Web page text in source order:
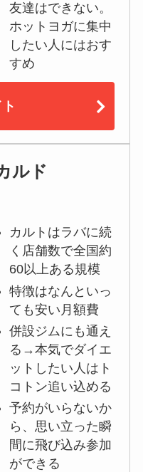
友達はできない。
ホットヨガに集中
したい人にはおす
すめ
ルド
カルトはラバに続
く店舗数で全国約
60以上ある規模
特徴はなんといっ
ても安い月額費
併設ジムにも通え
る→本気でダイエ
ットしたい人はト
コトン追い込める
予約がいらないか
ら、思い立った瞬
間に飛び込み参加
ができる